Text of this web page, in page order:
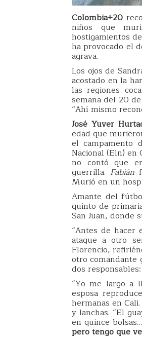
Colombia+20
niños que
hostigamientos
ha provocado el
agrava.
Los ojos de
acostado en la
las regiones
semana del 20
“Ahí mismo
José Yuver
edad que
el campamento
Nacional (Eln) en
no contó que
guerrilla. Fabián
Murió en un
Amante del
quinto de
San Juan, donde
“Antes de hacer
ataque a otro
Florencio,
otro comandante
dos
“Yo me largo a
esposa
hermanas en
y lanchas. “El
en quince
pero tengo que